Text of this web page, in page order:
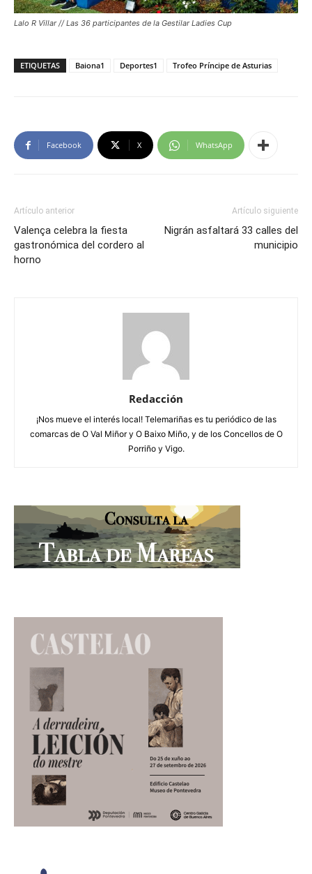
Lalo R Villar // Las 36 participantes de la Gestilar Ladies Cup
ETIQUETAS Baiona1 Deportes1 Trofeo Príncipe de Asturias
Facebook X WhatsApp
Artículo anterior
Valença celebra la fiesta
gastronómica del cordero al
horno
Artículo siguiente
Nigrán asfaltará 33 calles del
municipio
Redacción
¡Nos mueve el interés local! Telemariñas es tu periódico de las
comarcas de O Val Miñor y O Baixo Miño, y de los Concellos de O
Porriño y Vigo.